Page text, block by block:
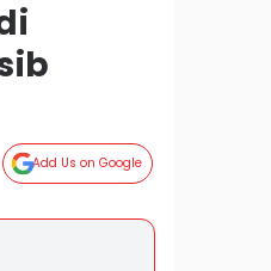
Add Us on Google